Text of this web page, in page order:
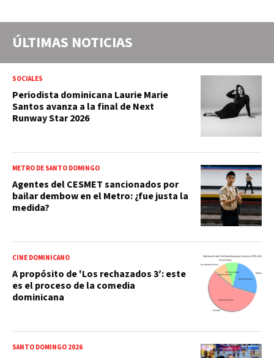
ÚLTIMAS NOTICIAS
SOCIALES
Periodista dominicana Laurie Marie
Santos avanza a la final de Next
Runway Star 2026
METRO DE SANTO DOMINGO
Agentes del CESMET sancionados por
bailar dembow en el Metro: ¿fue justa la
medida?
CINE DOMINICANO
A propósito de 'Los rechazados 3′: este
es el proceso de la comedia
dominicana
SANTO DOMINGO 2026